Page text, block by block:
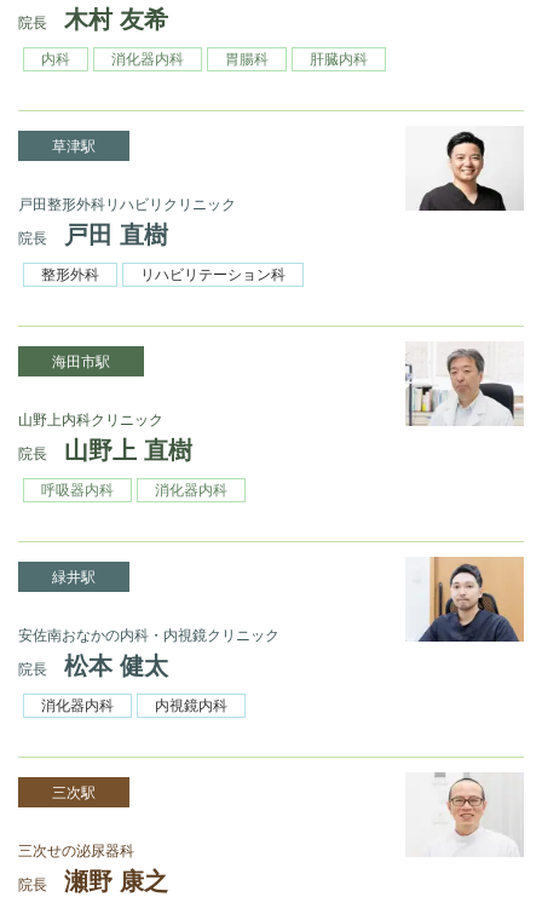
院長
木村 友希
内科 消化器内科 胃腸科 肝臓内科
草津駅
戸田整形外科リハビリクリニック
院長
戸田 直樹
整形外科 リハビリテーション科
海田市駅
山野上内科クリニック
院長
山野上 直樹
呼吸器内科 消化器内科
緑井駅
安佐南おなかの内科・内視鏡クリニック
院長
松本 健太
消化器内科 内視鏡内科
三次駅
三次せの泌尿器科
院長
瀬野 康之